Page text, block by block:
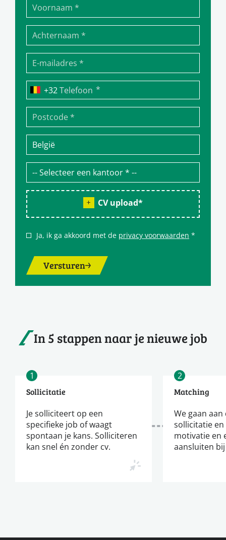
Telefoon *
CV upload*
Ja, ik ga akkoord met de privacy voorwaarden *
Versturen
In 5 stappen naar je nieuwe job
1
Sollicitatie
Je solliciteert op een
specifieke job of waagt
spontaan je kans. Solliciteren
kan snel én zonder cv.
2
Matching
We gaan
sollicitatie
motivatie en
aansluiten